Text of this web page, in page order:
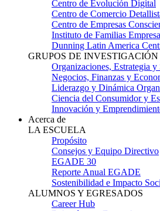
Centro de Evolución Digital
Centro de Comercio
Centro de Empresas
Instituto de Familias
Dunning Latin America
GRUPOS DE INVESTIGACIÓN
Organizaciones, Estrategia y
Negocios, Finanzas y
Liderazgo y Dinámica
Ciencia del Consumidor y
Innovación y
Acerca de
LA ESCUELA
Propósito
Consejos y Equipo Directivo
EGADE 30
Reporte Anual EGADE
Sostenibilidad e Impacto
ALUMNOS Y EGRESADOS
Career Hub